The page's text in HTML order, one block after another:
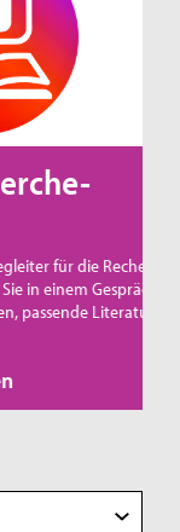
die Recherche
Gespräch
Literatur zu